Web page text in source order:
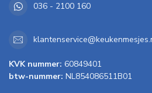
036 - 2100 160
KVK nummer: 60849401
btw-nummer: NL854086511B01